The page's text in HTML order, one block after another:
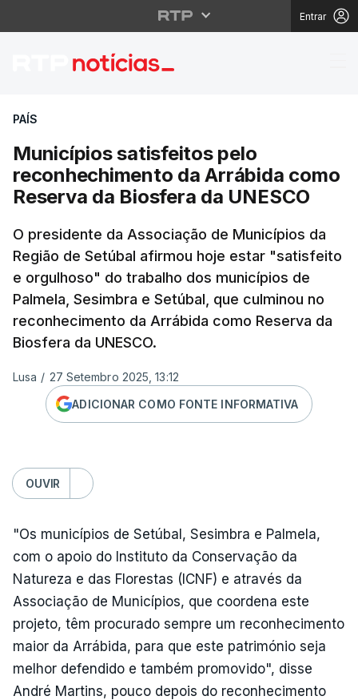
Entrar
Municípios satisfeitos
PAÍS
Municípios satisfeitos pelo
reconhechimento da Arrábida como
Reserva da Biosfera da UNESCO
O presidente da Associação de Municípios da
Região de Setúbal afirmou hoje estar "satisfeito
e orgulhoso" do trabalho dos municípios de
Palmela, Sesimbra e Setúbal, que culminou no
reconhecimento da Arrábida como Reserva da
Biosfera da UNESCO.
Lusa / 27 Setembro 2025, 13:12
ADICIONAR COMO FONTE INFORMATIVA
OUVIR
"Os municípios de Setúbal, Sesimbra e Palmela,
com o apoio do Instituto da Conservação da
Natureza e das Florestas (ICNF) e através da
Associação de Municípios, que coordena este
projeto, têm procurado sempre um reconhecimento
maior da Arrábida, para que este património seja
melhor defendido e também promovido", disse
André Martins, pouco depois do reconhecimento